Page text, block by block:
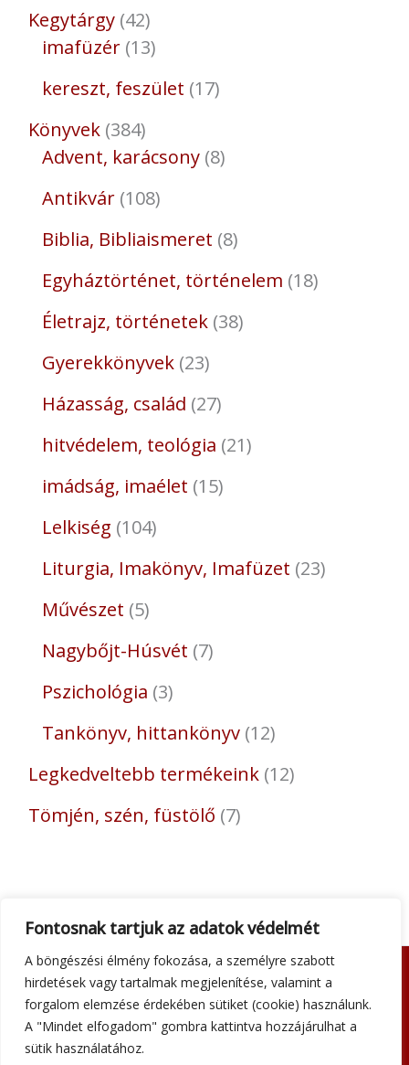
Fontosnak tartjuk az adatok védelmét
A böngészési élmény fokozása, a személyre szabott
hirdetések vagy tartalmak megjelenítése, valamint a
forgalom elemzése érdekében sütiket (cookie) használunk.
A "Mindet elfogadom" gombra kattintva hozzájárulhat a
sütik használatához.
Kegytárgy 42
imafüzér 13
kereszt, feszület 17
Könyvek 384
Advent, karácsony 8
Antikvár 108
Biblia, Bibliaismeret 8
Egyháztörténet, történelem 18
Életrajz, történetek 38
Gyerekkönyvek 23
Házasság, család 27
hitvédelem, teológia 21
imádság, imaélet 15
Lelkiség 104
Liturgia, Imakönyv, Imafüzet 23
Művészet 5
Nagybőjt-Húsvét 7
Pszichológia 3
Tankönyv, hittankönyv 12
Legkedveltebb termékeink 12
Tömjén, szén, füstölő 7
Adatkezelési tájékoztató
Általános szerződési feltételek